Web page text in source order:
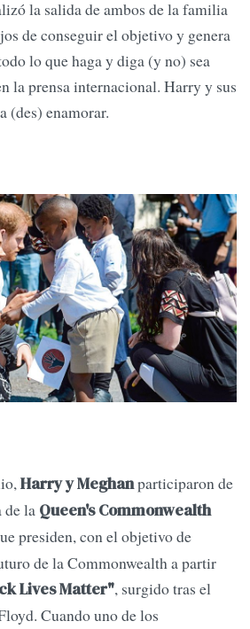
la salida de ambos de la familia
de conseguir el objetivo y genera
lo que haga y diga (y no) sea
la prensa internacional. Harry y sus
(des) enamorar.
Harry y Meghanparticiparon de
de la Queen's Commonwealth
presiden, con el objetivo de
de la Commonwealth a partir
Lives Matter", surgido tras el
Cuando uno de los